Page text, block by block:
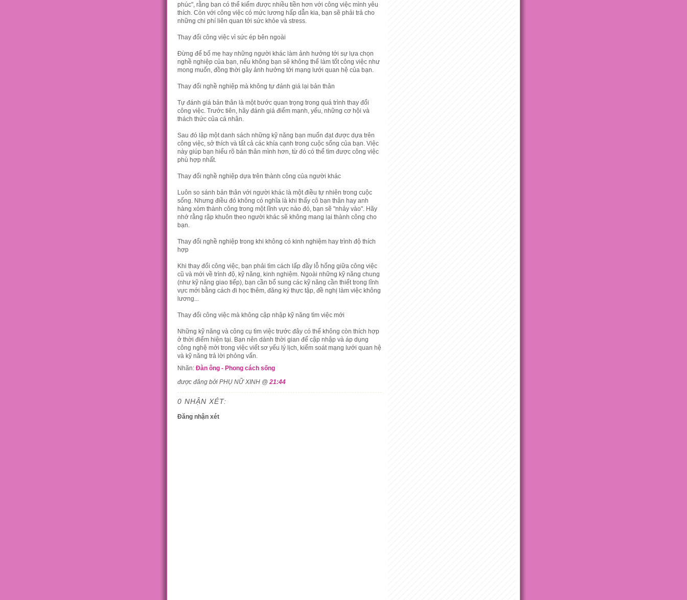
phúc", rằng bạn có thể kiếm được nhiều tiền hơn với công việc mình yêu
thích. Còn với công việc có mức lương hấp dẫn kia, bạn sẽ phải trả cho
những chi phí liên quan tới sức khỏe và stress.
Thay đổi công việc vì sức ép bên ngoài
Đừng để bố mẹ hay những người khác làm ảnh hưởng tới sự lựa chọn
nghề nghiệp của bạn, nếu không bạn sẽ không thể làm tốt công việc như
mong muốn, đồng thời gây ảnh hưởng tới mạng lưới quan hệ của bạn.
Thay đổi nghề nghiệp mà không tự đánh giá lại bản thân
Tự đánh giá bản thân là một bước quan trọng trong quá trình thay đổi
công việc. Trước tiên, hãy đánh giá điểm mạnh, yếu, những cơ hội và
thách thức của cá nhân.
Sau đó lập một danh sách những kỹ năng bạn muốn đạt được dựa trên
công việc, sở thích và tất cả các khía cạnh trong cuộc sống của bạn. Việc
này giúp bạn hiểu rõ bản thân mình hơn, từ đó có thể tìm được công việc
phù hợp nhất.
Thay đổi nghề nghiệp dựa trên thành công của người khác
Luôn so sánh bản thân với người khác là một điều tự nhiên trong cuộc
sống. Nhưng điều đó không có nghĩa là khi thấy cô bạn thân hay anh
hàng xóm thành công trong một lĩnh vực nào đó, bạn sẽ "nhảy vào". Hãy
nhớ rằng rập khuôn theo người khác sẽ không mang lại thành công cho
bạn.
Thay đổi nghề nghiệp trong khi không có kinh nghiệm hay trình độ thích
hợp
Khi thay đổi công việc, bạn phải tìm cách lấp đầy lỗ hổng giữa công việc
cũ và mới về trình độ, kỹ năng, kinh nghiệm. Ngoài những kỹ năng chung
(như kỹ năng giao tiếp), bạn cần bổ sung các kỹ năng cần thiết trong lĩnh
vực mới bằng cách đi học thêm, đăng ký thực tập, đề nghị làm việc không
lương...
Thay đổi công việc mà không cập nhập kỹ năng tìm việc mới
Những kỹ năng và công cụ tìm việc trước đây có thể không còn thích hợp
ở thời điểm hiện tại. Bạn nên dành thời gian để cập nhập và áp dụng
công nghệ mới trong việc viết sơ yếu lý lịch, kiểm soát mạng lưới quan hệ
và kỹ năng trả lời phỏng vấn.
Nhãn: Đàn ông - Phong cách sống
được đăng bởi PHỤ NỮ XINH @ 21:44
0 NHẬN XÉT:
Đăng nhận xét